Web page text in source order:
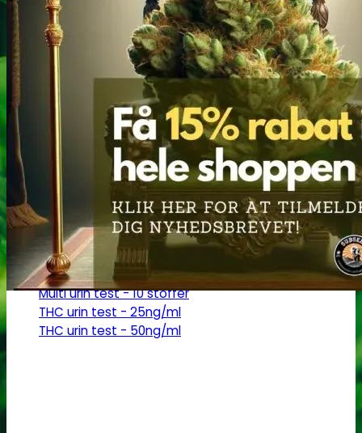
THC test
Cannabinoider test
Robadope
Robadope tests
Simons tests
Test af primære aminer
URIN TESTS
Multi urin test - 3 stoffer
Multi urin test - 10 stoffer
THC urin test - 25ng/ml
THC urin test - 50ng/ml